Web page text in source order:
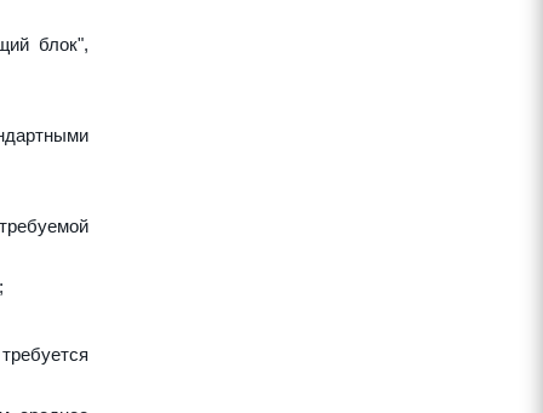
блок",